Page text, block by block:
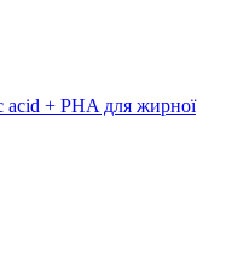
acid + PHA для жирної